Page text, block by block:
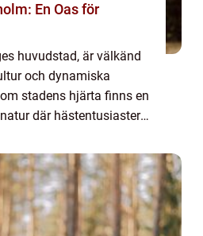
En Oas för
huvudstad, är välkänd
och dynamiska
stadens hjärta finns en
där hästentusiaster